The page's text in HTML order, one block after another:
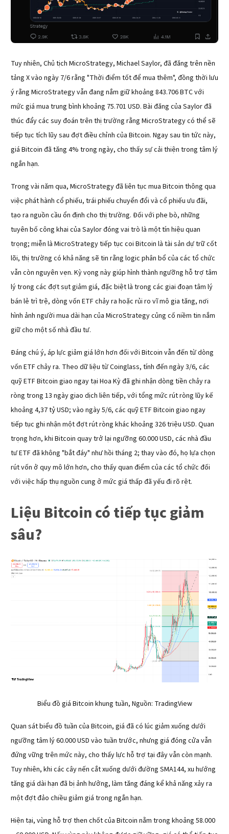
Tuy nhiên, Chủ tịch MicroStrategy, Michael Saylor, đã đăng trên nền
tảng X vào ngày 7/6 rằng "Thời điểm tốt để mua thêm", đồng thời lưu
ý rằng MicroStrategy vẫn đang nắm giữ khoảng 843.706 BTC với
mức giá mua trung bình khoảng 75.701 USD. Bài đăng của Saylor đã
thúc đẩy các suy đoán trên thị trường rằng MicroStrategy có thể sẽ
tiếp tục tích lũy sau đợt điều chỉnh của Bitcoin. Ngay sau tin tức này,
giá Bitcoin đã tăng 4% trong ngày, cho thấy sự cải thiện trong tâm lý
ngắn hạn.
Trong vài năm qua, MicroStrategy đã liên tục mua Bitcoin thông qua
việc phát hành cổ phiếu, trái phiếu chuyển đổi và cổ phiếu ưu đãi,
tạo ra nguồn cầu ổn định cho thị trường. Đối với phe bò, những
tuyên bố công khai của Saylor đóng vai trò là một tín hiệu quan
trọng; miễn là MicroStrategy tiếp tục coi Bitcoin là tài sản dự trữ cốt
lõi, thị trường có khả năng sẽ tin rằng logic phân bổ của các tổ chức
vẫn còn nguyên vẹn. Kỳ vọng này giúp hình thành ngưỡng hỗ trợ tâm
lý trong các đợt sụt giảm giá, đặc biệt là trong các giai đoạn tâm lý
bán lẻ trì trệ, dòng vốn ETF chảy ra hoặc rủi ro vĩ mô gia tăng, nơi
hình ảnh người mua dài hạn của MicroStrategy củng cố niềm tin nắm
giữ cho một số nhà đầu tư.
Đáng chú ý, áp lực giảm giá lớn hơn đối với Bitcoin vẫn đến từ dòng
vốn ETF chảy ra. Theo dữ liệu từ Coinglass, tính đến ngày 3/6, các
quỹ ETF Bitcoin giao ngay tại Hoa Kỳ đã ghi nhận dòng tiền chảy ra
ròng trong 13 ngày giao dịch liên tiếp, với tổng mức rút ròng lũy kế
khoảng 4,37 tỷ USD; vào ngày 5/6, các quỹ ETF Bitcoin giao ngay
tiếp tục ghi nhận một đợt rút ròng khác khoảng 326 triệu USD. Quan
trọng hơn, khi Bitcoin quay trở lại ngưỡng 60.000 USD, các nhà đầu
tư ETF đã không "bắt đáy" như hồi tháng 2; thay vào đó, họ lựa chọn
rút vốn ở quy mô lớn hơn, cho thấy quan điểm của các tổ chức đối
với việc hấp thụ nguồn cung ở mức giá thấp đã yếu đi rõ rệt.
Liệu Bitcoin có tiếp tục giảm
sâu?
Biểu đồ giá Bitcoin khung tuần, Nguồn: TradingView
Quan sát biểu đồ tuần của Bitcoin, giá đã có lúc giảm xuống dưới
ngưỡng tâm lý 60.000 USD vào tuần trước, nhưng giá đóng cửa vẫn
đứng vững trên mức này, cho thấy lực hỗ trợ tại đây vẫn còn mạnh.
Tuy nhiên, khi các cây nến cắt xuống dưới đường SMA144, xu hướng
tăng giá dài hạn đã bị ảnh hưởng, làm tăng đáng kể khả năng xảy ra
một đợt đảo chiều giảm giá trong ngắn hạn.
Hiện tại, vùng hỗ trợ then chốt của Bitcoin nằm trong khoảng 58.000